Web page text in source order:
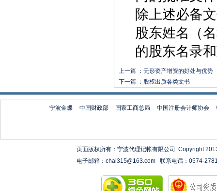
除上述必备
股东姓名（
的股东名录
上一篇 ： 无形资产增资的好处与优势
下一篇 ： 股权出质各类文书
宁波金蝶 中国财政部 国家工商总局 中国注册会计师协会
页面版权所有：宁波代理记帐有限公司 Copyright
电子邮箱：chai315@163.com 联系电话：0574-